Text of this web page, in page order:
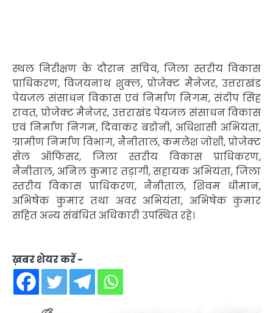
स्थल निरीक्षण के दौरान सचिव, जिला स्तरीय विकास
प्राधिकरण, विजयनाथ शुक्ल, प्रोजेक्ट मैनेजर, उत्तराखंड
पेयजल संसाधन विकास एवं निर्माण निगम, संदीप सिंह
रावत, प्रोजेक्ट मैनेजर, उत्तराखंड पेयजल संसाधन विकास
एवं निर्माण निगम, दिवाकर बडोनी, अधिशासी अभियंता,
ग्रामीण निर्माण विभाग, नैनीताल, कमलेश जोशी, प्रोजेक्ट
सेल ऑफिसर, जिला स्तरीय विकास प्राधिकरण,
नैनीताल, अनिल कुमार तड़ागी, सहायक अभियंता, जिला
स्तरीय विकास प्राधिकरण, नैनीताल, शिवम धीमान,
अभिषेक कुमार तथा अवर अभियंता, अभिषेक कुमार
सहित अन्य संबंधित अधिकारी उपस्थित रहे।
ख़बर शेयर करें -